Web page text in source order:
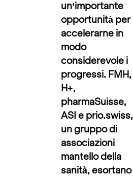
un’importante
opportunità per
accelerarne in
modo
considerevole i
progressi. FMH,
H+,
pharmaSuisse,
ASI e prio.swiss,
un gruppo di
associazioni
mantello della
sanità, esortano